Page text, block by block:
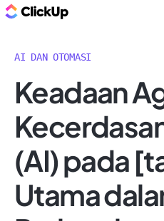
AI DAN OTOMASI
Keadaan
(AI) pada
Utama